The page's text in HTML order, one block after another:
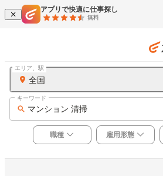
アプリで快適に仕事探し
無料
全国
エリア、駅
マンション 清掃
キーワード
職種 雇用形態